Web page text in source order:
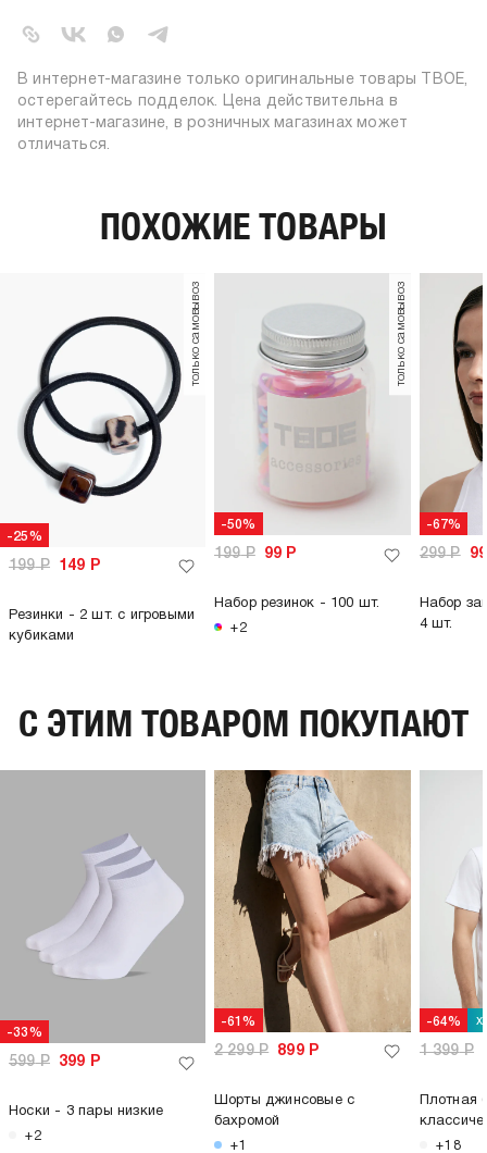
коллекция:
цвет:
разноцветный
состав:
80% нейлон, 20% пластик
узор:
однотонный
В интернет-магазине только оригинальные товары ТВОЕ,
остерегайтесь подделок. Цена действительна в
интернет-магазине, в розничных магазинах может
отличаться.
ПОХОЖИЕ ТОВАРЫ
-25%
только самовывоз
199Р 149 Р
Резинки - 2 шт. с игровыми
кубиками
-50%
только самовывоз
199Р 99 Р
Набор резинок - 100 шт.
+2
-67%
299Р 99
Набор
4 шт.
C ЭТИМ ТОВАРОМ ПОКУПАЮТ
-33%
599Р 399 Р
Носки - 3 пары низкие
+2
-61%
2 299Р 899Р
Шорты джинсовые с
бахромой
+1
-64%
1 399Р
Плотная
+18